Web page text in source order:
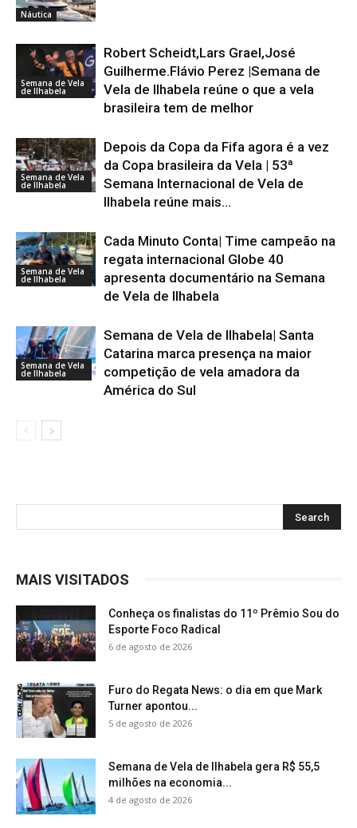
Náutica
Semana de Vela
de Ilhabela
Robert Scheidt,Lars Grael,José
Guilherme.Flávio Perez |Semana de
Vela de Ilhabela reúne o que a vela
brasileira tem de melhor
Semana de Vela
de Ilhabela
Depois da Copa da Fifa agora é a vez
da Copa brasileira da Vela | 53ª
Semana Internacional de Vela de
Ilhabela reúne mais...
Semana de Vela
de Ilhabela
Cada Minuto Conta| Time campeão na
regata internacional Globe 40
apresenta documentário na Semana
de Vela de Ilhabela
Semana de Vela
de Ilhabela
Semana de Vela de Ilhabela| Santa
Catarina marca presença na maior
competição de vela amadora da
América do Sul
MAIS VISITADOS
Conheça os finalistas do 11º Prêmio Sou do
Esporte Foco Radical
6 de agosto de 2026
Furo do Regata News: o dia em que Mark
Turner apontou...
5 de agosto de 2026
Semana de Vela de Ilhabela gera R$ 55,5
milhões na economia...
4 de agosto de 2026